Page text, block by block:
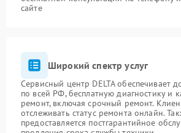
сайте
Широкий спектр услуг
Сервисный центр DELTA обеспечивает
по всей РФ, бесплатную диагностику и
ремонт, включая срочный ремонт.
отслеживать статус ремонта онлайн.
предоставляется постгарантийное